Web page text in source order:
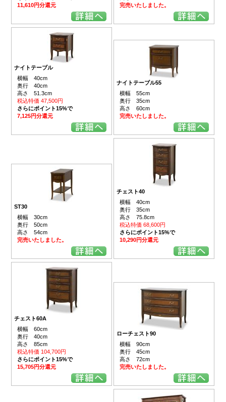
11,610円分還元
完売いたしました。
ナイトテーブル
横幅 40cm
奥行 40cm
高さ 51.3cm
税込特価 47,500円
さらにポイント15%で
7,125円分還元
ナイトテーブル55
横幅 55cm
奥行 35cm
高さ 60cm
完売いたしました。
ST30
横幅 30cm
奥行 50cm
高さ 54cm
完売いたしました。
チェスト40
横幅 40cm
奥行 35cm
高さ 75.8cm
税込特価 68,600円
さらにポイント15%で
10,290円分還元
チェスト60A
横幅 60cm
奥行 40cm
高さ 85cm
税込特価 104,700円
さらにポイント15%で
15,705円分還元
ローチェスト90
横幅 90cm
奥行 45cm
高さ 72cm
完売いたしました。